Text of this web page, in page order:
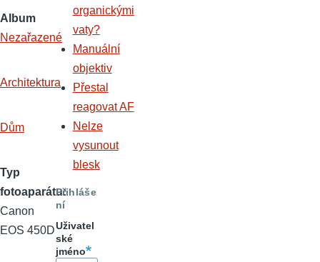
Album
Nezařazené
Architektura
Dům
Typ
fotoaparátu
Canon
EOS 450D
organickými
vaty?
Manuální
objektiv
Přestal
reagovat AF
Nelze
vysunout
blesk
Přihláše
ní
Uživatel
ské
jméno